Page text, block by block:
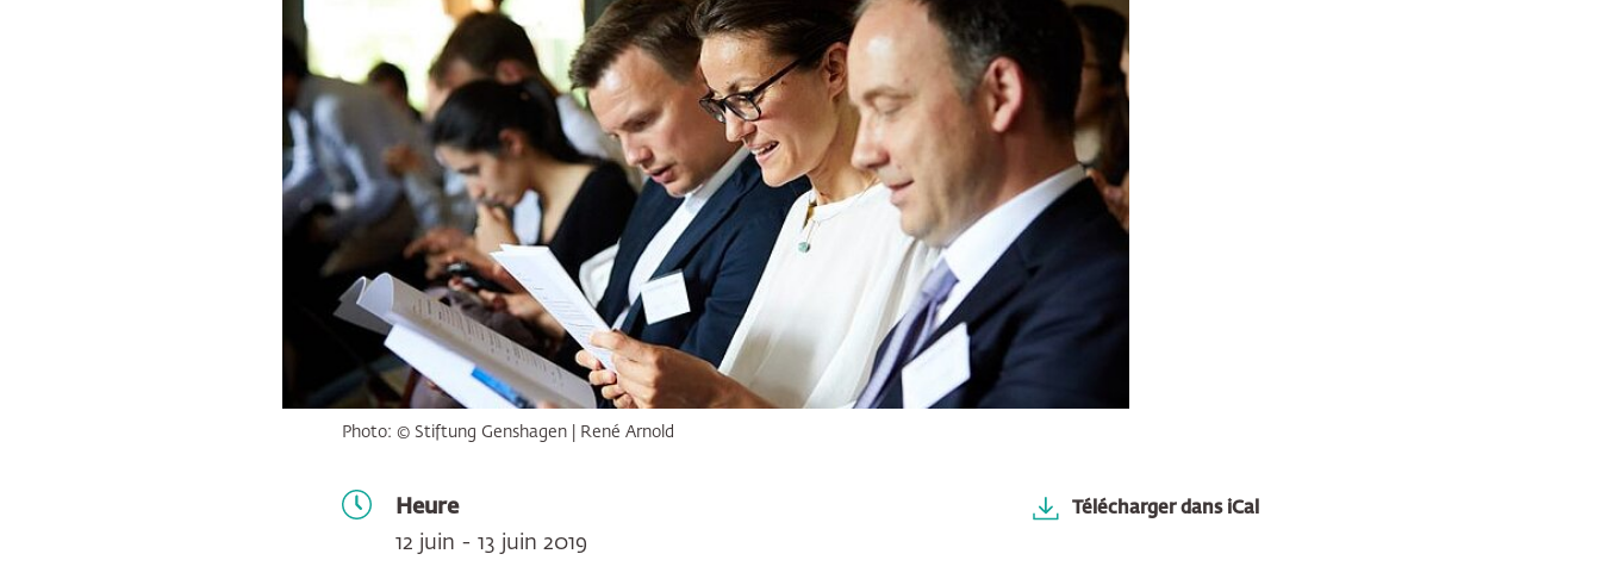
Photo: © Stiftung Genshagen | René Arnold
Heure
12 juin - 13 juin 2019
Télécharger dans iCal